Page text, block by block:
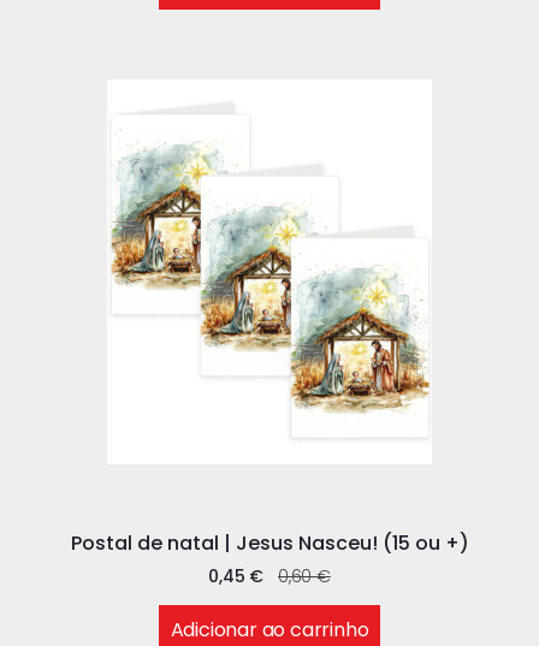
Postal de natal | Jesus Nasceu! (15 ou +)
0,60€
0,45 €
Adicionar ao carrinho